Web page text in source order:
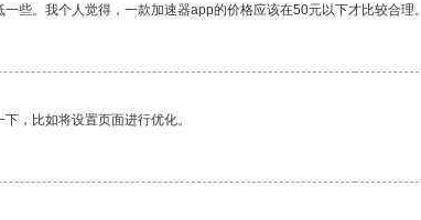
些。我个人觉得，一款加速器app的价格应该在50元以下才比较合理。
，比如将设置页面进行优化。